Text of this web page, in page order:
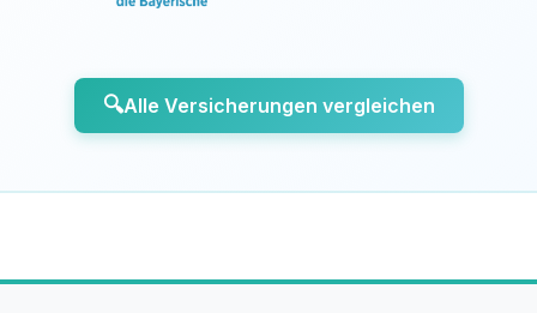
🔍Alle Versicherungen vergleichen